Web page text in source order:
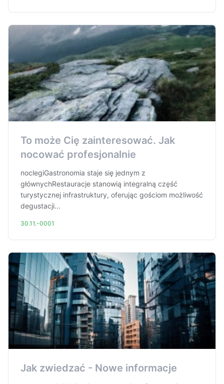
To może Cię zainteresować. Jak
nocować profesjonalnie
noclegiGastronomia staje się jednym z
głównychRestauracje stanowią integralną część
turystycznej infrastruktury, oferując gościom możliwość
degustacji...
30.11.-0001
Jak zwiedzać - Nowe informacje